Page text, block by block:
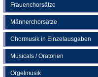
Frauenchorsätze
Männerchorsätze
Chormusik in Einzelausgaben
Musicals / Oratorien
Orgelmusik